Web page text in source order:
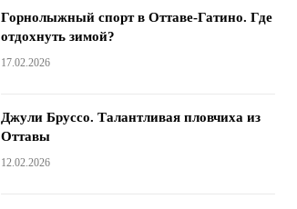
Горнолыжный спорт в Оттаве-Гатино. Где
отдохнуть зимой?
17.02.2026
Джули Бруссо. Талантливая пловчиха из
Оттавы
12.02.2026